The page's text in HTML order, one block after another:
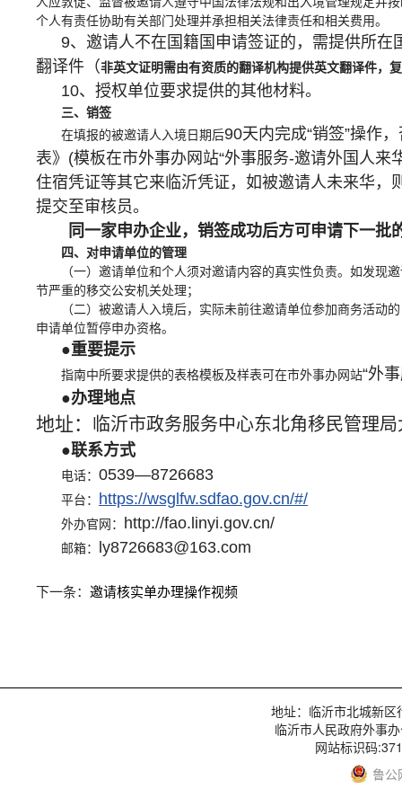
个人有责任协助有关部门处理并承担相关法律责任和相关费用。
9、邀请人不在国籍国申请签证的，需提供所
翻译件（非英文证明需由有资质的翻译机构提供英文翻译件，
10、授权单位要求提供的其他材料。
三、销签
在填报的被邀请人入境日期后90天内完成“销签”操作
表》(模板在市外事办网站“外事服务-邀请外国人
住宿凭证等其它来临沂凭证，如被邀请人未来华
提交至审核员。
同一家申办企业，销签成功后方可申请下一批
四、对申请单位的管理
（一）邀请单位和个人须对邀请内容的真实性负责。如发现
节严重的移交公安机关处理；
（二）被邀请人入境后，实际未前往邀请单位参加商务活动
申请单位暂停申办资格。
●重要提示
指南中所要求提供的表格模板及样表可在市外事办网站“外
●办理地点
地址： 临沂市政务服务中心东北角移民管理局
●联系方式
电话： 0539—8726683
平台： https://wsglfw.sdfao.gov.cn/#/
外办官网： http://fao.linyi.gov.cn/
邮箱： ly8726683@163.com
下一条： 邀请核实单办理操作视频
地址：临沂市北城新
临沂市人民政府外事
网站标识码
鲁公